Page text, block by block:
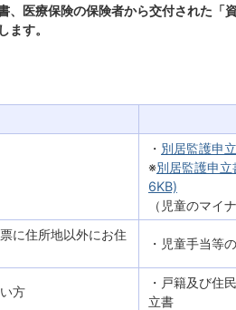
、医療保険の保険者から交付された「
ます。
・ 別居監護申
※別居監護申
6KB)
（児童のマイ
に住所地以外にお住
・児童手当等
方
・戸籍及び住
立書